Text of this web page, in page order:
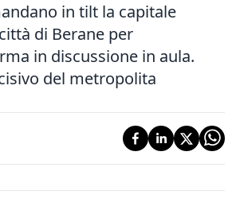
in tilt la capitale
di Berane per
in discussione in aula.
del metropolita